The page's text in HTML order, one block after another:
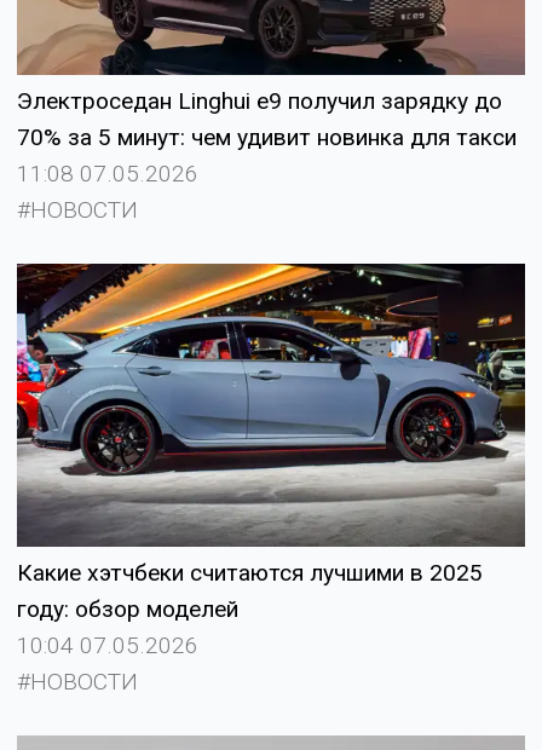
Электроседан Linghui e9 получил зарядку до
70% за 5 минут: чем удивит новинка для такси
11:08 07.05.2026
#НОВОСТИ
Какие хэтчбеки считаются лучшими в 2025
году: обзор моделей
10:04 07.05.2026
#НОВОСТИ